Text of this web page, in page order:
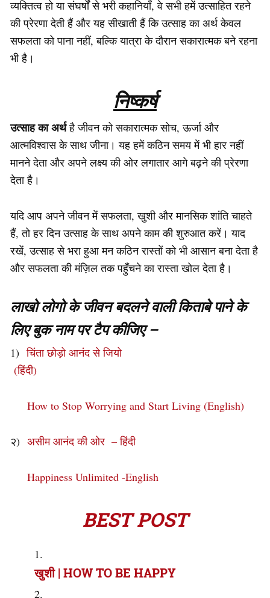
व्यक्तित्व हो या संघर्षों से भरी कहानियाँ, वे सभी हमें उत्साहित रहने
की प्रेरणा देती हैं और यह सीखाती हैं कि उत्साह का अर्थ केवल
सफलता को पाना नहीं, बल्कि यात्रा के दौरान सकारात्मक बने रहना
भी है।
निष्कर्ष
उत्साह का अर्थहै जीवन को सकारात्मक सोच, ऊर्जा और
आत्मविश्वास के साथ जीना। यह हमें कठिन समय में भी हार नहीं
मानने देता और अपने लक्ष्य की ओर लगातार आगे बढ़ने की प्रेरणा
देता है।
यदि आप अपने जीवन में सफलता, खुशी और मानसिक शांति चाहते
हैं, तो हर दिन उत्साह के साथ अपने काम की शुरुआत करें। याद
रखें, उत्साह से भरा हुआ मन कठिन रास्तों को भी आसान बना देता है
और सफलता की मंज़िल तक पहुँचने का रास्ता खोल देता है।
लाखो लोगो के जीवन बदलने वाली किताबे पाने के
लिए बुक नाम पर टैप कीजिए –
1)चिंता छोड़ो आनंद से जियो
(हिंदी)
How to Stop Worrying and Start Living (English)
२) असीम आनंद की ओर – हिंदी
Happiness Unlimited -English
BEST POST
खुशी | HOW TO BE HAPPY